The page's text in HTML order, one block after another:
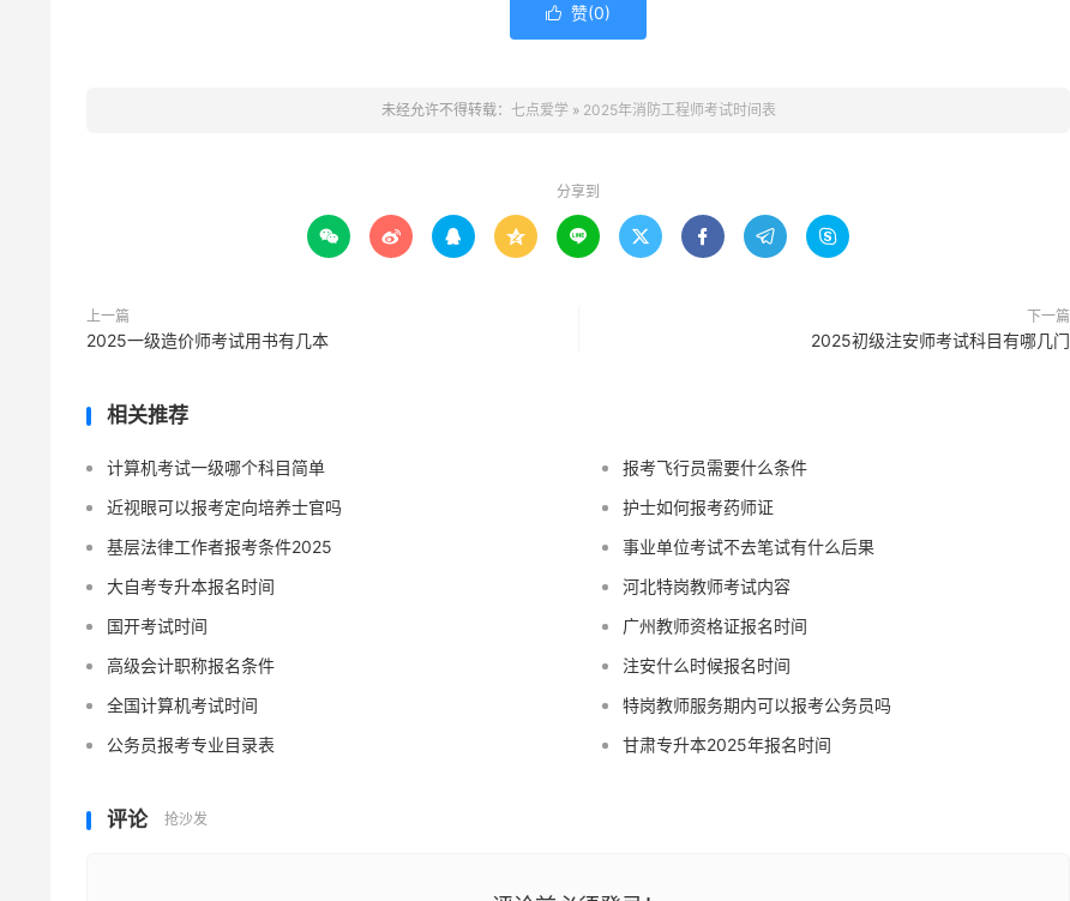
 赞(0)
未经允许不得转载： 七点爱学 » 2025年消防工程师考试时间表
分享到
        
上一篇
2025一级造价师考试用书有几本
下一篇
2025初级注安师考试科目有哪几门
相关推荐
计算机考试一级哪个科目简单
报考飞行员需要什么条件
近视眼可以报考定向培养士官吗
护士如何报考药师证
基层法律工作者报考条件2025
事业单位考试不去笔试有什么后果
大自考专升本报名时间
河北特岗教师考试内容
国开考试时间
广州教师资格证报名时间
高级会计职称报名条件
注安什么时候报名时间
全国计算机考试时间
特岗教师服务期内可以报考公务员吗
公务员报考专业目录表
甘肃专升本2025年报名时间
评论 抢沙发